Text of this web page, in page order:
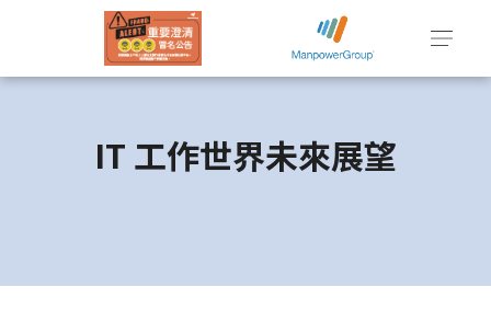
IT 工作世界未來展望